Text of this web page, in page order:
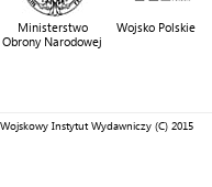
Ministerstwo
Obrony Narodowej
Wojsko Polskie
Wojskowy Instytut Wydawniczy (C) 2015